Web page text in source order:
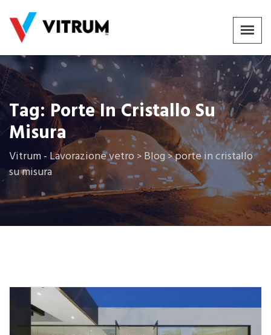
Tag:Porte In Cristallo Su
Misura
Vitrum - Lavorazione vetro >Blog>porte in cristallo
su misura